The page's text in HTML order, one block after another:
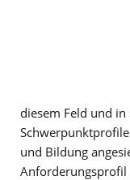
diesem Feld und
und Bildung